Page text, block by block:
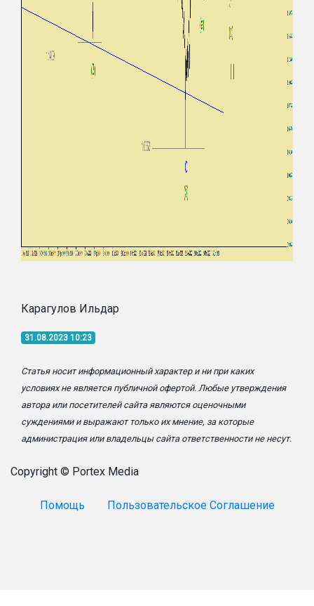
Карагулов Ильдар
31.08.2023 10:23
Статья носит информационный характер и ни при каких
условиях не является публичной офертой. Любые утверждения
автора или посетителей сайта являются оценочными
суждениями и выражают только их мнение, за которые
администрация или владельцы сайта ответственности не несут.
Copyright © Portex Media
Помощь Пользовательское Соглашение